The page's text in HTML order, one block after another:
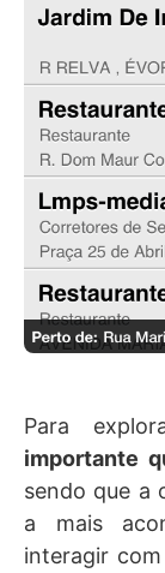
Para
importante
sendo que a
a mais
interagir